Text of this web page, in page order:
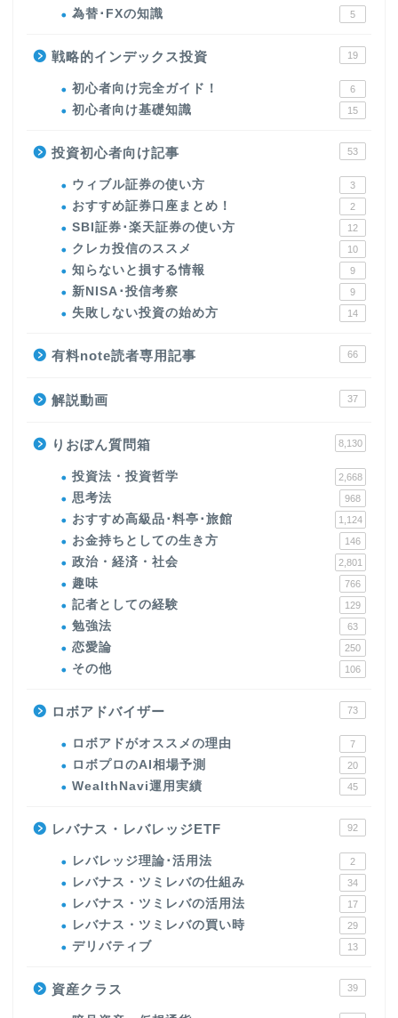
為替･FXの知識 5
戦略的インデックス投資 19
初心者向け完全ガイド！ 6
初心者向け基礎知識 15
投資初心者向け記事 53
ウィブル証券の使い方 3
おすすめ証券口座まとめ！ 2
SBI証券･楽天証券の使い方 12
クレカ投信のススメ 10
知らないと損する情報 9
新NISA･投信考察 9
失敗しない投資の始め方 14
有料note読者専用記事 66
解説動画 37
りおぽん質問箱 8,130
投資法・投資哲学 2,668
思考法 968
おすすめ高級品･料亭･旅館 1,124
お金持ちとしての生き方 146
政治・経済・社会 2,801
趣味 766
記者としての経験 129
勉強法 63
恋愛論 250
その他 106
ロボアドバイザー 73
ロボアドがオススメの理由 7
ロボプロのAI相場予測 20
WealthNavi運用実績 45
レバナス・レバレッジETF 92
レバレッジ理論･活用法 2
レバナス・ツミレバの仕組み 34
レバナス・ツミレバの活用法 17
レバナス・ツミレバの買い時 29
デリバティブ 13
資産クラス 39